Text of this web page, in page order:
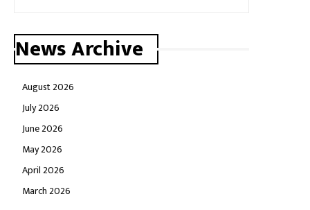
News Archive
August 2026
July 2026
June 2026
May 2026
April 2026
March 2026